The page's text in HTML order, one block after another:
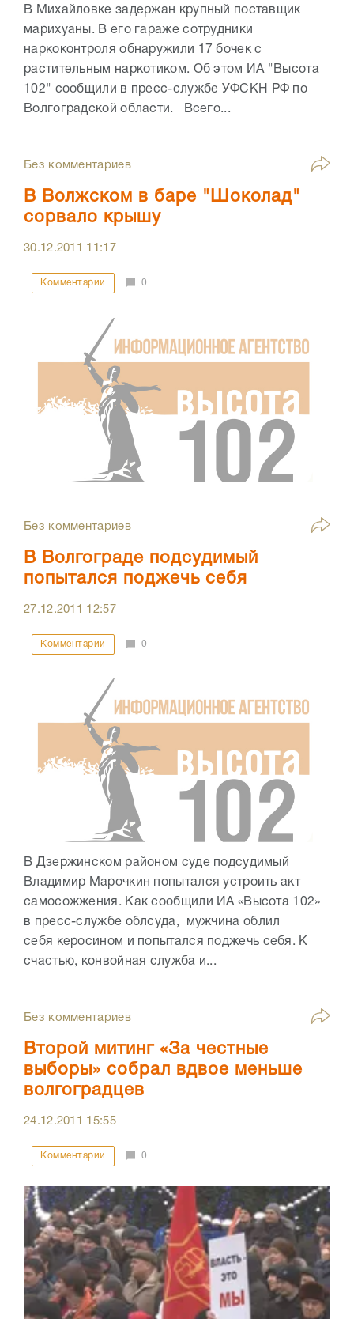
В Михайловке задержан крупный поставщик
марихуаны. В его гараже сотрудники
наркоконтроля обнаружили 17 бочек с
растительным наркотиком. Об этом ИА "Высота
102" сообщили в пресс-службе УФСКН РФ по
Волгоградской области. Всего...
Без комментариев
В Волжском в баре "Шоколад"
сорвало крышу
30.12.2011 11:17
Комментарии 0
Без комментариев
В Волгограде подсудимый
попытался поджечь себя
27.12.2011 12:57
Комментарии 0
В Дзержинском районом суде подсудимый
Владимир Марочкин попытался устроить акт
самосожжения. Как сообщили ИА «Высота 102»
в пресс-службе облсуда, мужчина облил
себя керосином и попытался поджечь себя. К
счастью, конвойная служба и...
Без комментариев
Второй митинг «За честные
выборы» собрал вдвое меньше
волгоградцев
24.12.2011 15:55
Комментарии 0